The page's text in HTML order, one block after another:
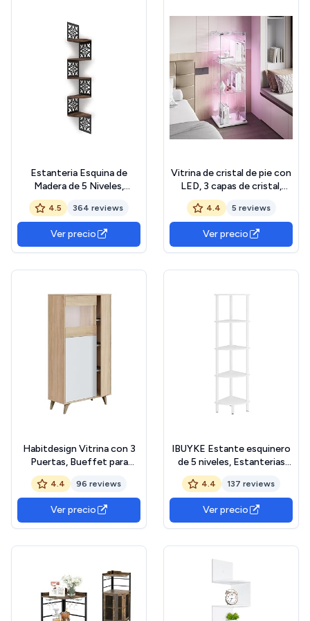
Estanteria Esquina de
Madera de 5 Niveles,
Estante Esquinero
Montado en la Pared en
Forma de Flor, Estante
Esquinero Flotante y
Estantería para Salón,
4.5 364 reviews
Ver precio
Vitrina de cristal de pie con
LED, 3 capas de cristal,
madera, cristal, vitrina de 1
puerta y cerradura, vitrina
de cristal (blanco, 3 pisos, 1
puerta+LED)
4.4 5 reviews
Ver precio
Habitdesign Vitrina con 3
Puertas, Bueffet para
salón, Modelo Kikua Plus,
Acabado en Blanco Artik y
Roble Canadian, Medidas:
77 cm (Ancho) x 142 cm
(Alto) x 33 cm (Fondo)
4.4 96 reviews
Ver precio
IBUYKE Estante esquinero
de 5 niveles, Estanterias
Almacenaje, Estanterias de
exhibición de esquina
industrial para sala de estar,
dormitorio, cocina, oficina
en casa, blanco WBC010W
4.4 137 reviews
Ver precio